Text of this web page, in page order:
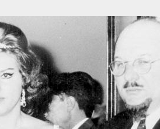
lzwj_lthlth_llmlk_frwq.jpg